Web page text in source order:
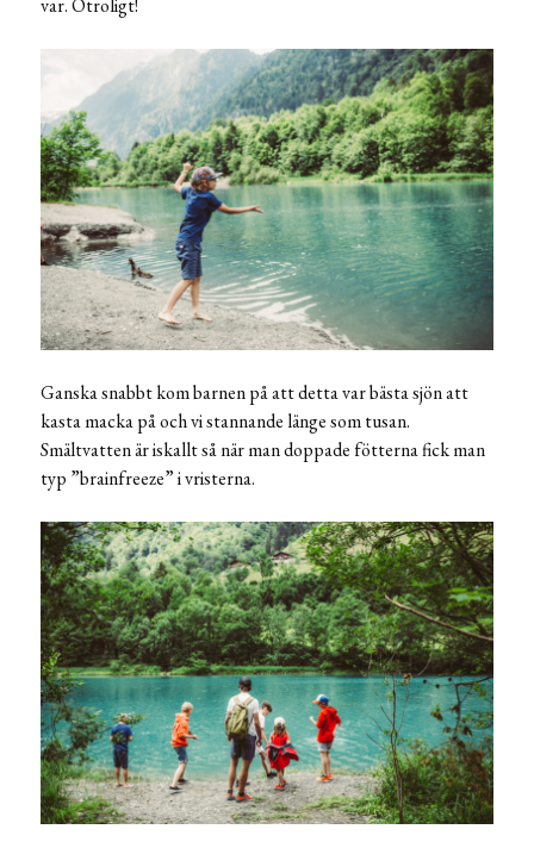
var. Otroligt!
Ganska snabbt kom barnen på att detta var bästa sjön att
kasta macka på och vi stannande länge som tusan.
Smältvatten är iskallt så när man doppade fötterna fick man
typ ”brainfreeze” i vristerna.